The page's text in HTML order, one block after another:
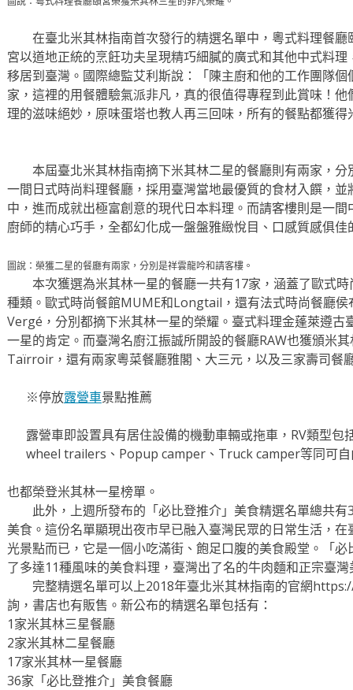
在臺北米其林指南首次發行的精選名單中，粵式料理餐廳
宮以道地正統的烹飪功夫呈現精巧細膩的廣式和其他中式料
移居到臺灣。國際總監艾利斯說：「陳主廚和他的工作團隊
家，這裡的用餐體驗氣派非凡，真的很值得專程到此賞味！
理的滋味絕妙，原味蛋塔也教人再三回味，所有的餐點都獲
本屆臺北米其林指南摘下米其林二星的餐廳則有兩家，分
一間日式時尚料理餐廳，採用臺灣當地最優質的食材入饌，
中，進而成就出極富創意的現代日本料理。而請客樓則是一
廚師的精心巧手，全都幻化成一盤盤雅緻悅目、口感質感俱佳
圖說：榮獲二星的餐廳有兩家，分別是祥雲龍吟和請客樓。
本次獲選為米其林一星的餐廳一共有17家，涵蓋了歐式時
種類。歐式時尚餐館MUME和Longtail，還有法式時尚餐廳
Vergé，分別都摘下米其林一星的榮耀。臺式料理金蓬萊遵古
一星的肯定。而臺灣名廚江振誠所開設的餐廳RAW也獲頒米
Taïrroir，還有兩家粵菜餐廳雅閣、大三元，以及三家壽司餐
※停放露營車景點推薦
露營車即設置具有居住設備的機動車輛或拖車，RV類型
wheel trailers、Popup camper、Truck camper等同可自
也都榮登米其林一星榜單。
此外，上週所發布的「必比登推介」美食精選名單總共有
美食。這份名單顯現出夜市早已融入臺灣民眾的日常生活，
光景點而已，它是一個小吃滿街、飽足口腹的美食殿堂。「
了多達11種風味的美食料理，臺灣出了名的牛肉麵和正宗臺
完整精選名單可以上2018年臺北米其林指南的官網
詢，書店也有販售。新公布的精選名單包括有：
1家米其林三星餐廳
2家米其林二星餐廳
17家米其林一星餐廳
36家「必比登推介」美食餐廳